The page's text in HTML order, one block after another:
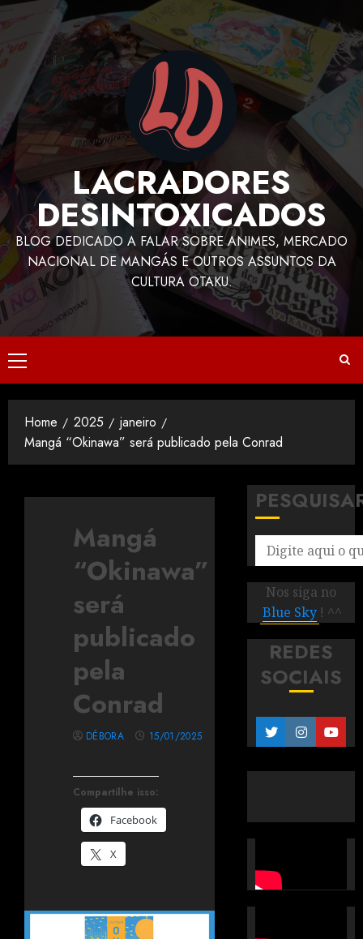
LACRADORES
DESINTOXICADOS
BLOG DEDICADO A FALAR SOBRE ANIMES, MERCADO
NACIONAL DE MANGÁS E OUTROS ASSUNTOS DA
CULTURA OTAKU.
Home 2025
janeiro
Mangá “Okinawa” será publicado pela Conrad
Mangá
“Okinawa”
será
publicado
pela
Conrad
Compartilhe isso:
Facebook
X
DÉBORA 15/01/2025
Nos siga no
Blue Sky ! ^^
REDES
SOCIAIS